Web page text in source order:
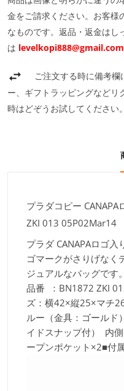
金をご請求ください。お客様
なものです。返品・返金はし
は levelkopi888@gmail.com
ご注文する時に備考
ー、ギフトラッピングなどリ
時はどぞうお試してください。
プラダコピー
ZKI 013 05P02Mar14
プラダ CANAPAロゴ
ゴマークがさりげなく
ジュアルなバッグです
品番 ：BN1872 ZKI
ズ：横42×縦25×マチ
ルー（金具：ゴールド
イドスナップ付） 内
ープンポケット×2■付